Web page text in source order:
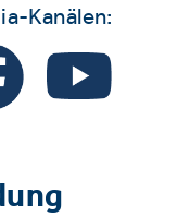
Kanälen: